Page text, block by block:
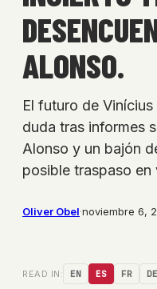
ALONSO.
El futuro de
duda tras informes
Alonso y un bajón
posible traspaso en
Oliver Obel·noviembre 6,
READ IN: EN ES FR DE